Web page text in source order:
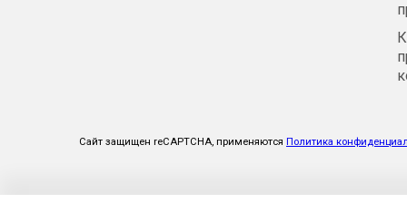
Сайт защищен reCAPTCHA, применяются Политика